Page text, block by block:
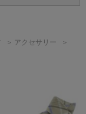
カ
アクセサリー